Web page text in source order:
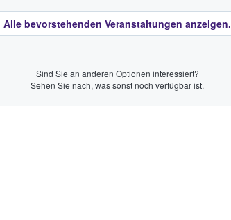
Alle bevorstehenden Veranstaltungen anzeigen.
Sind Sie an anderen Optionen interessiert?
Sehen Sie nach, was sonst noch verfügbar ist.